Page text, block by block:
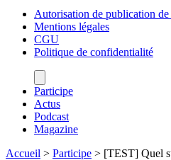
Autorisation de publication
Mentions légales
CGU
Politique de confidentialité
Participe
Actus
Podcast
Magazine
Accueil > Participe > [TEST] Quel